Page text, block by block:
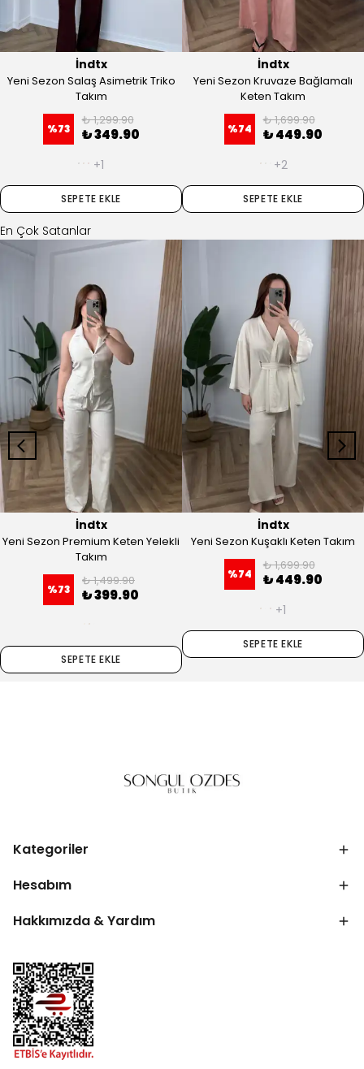
İndtx
Yeni Sezon Salaş Asimetrik Triko
Takım
%73
₺ 1,299.90
₺ 349.90
+1
SEPETE EKLE
İndtx
Yeni Sezon Kruvaze Bağlamalı
Keten Takım
%74
₺ 1,699.90
₺ 449.90
+2
SEPETE EKLE
En Çok Satanlar
İndtx
Yeni Sezon Premium Keten Yelekli
Takım
%73
₺ 1,499.90
₺ 399.90
SEPETE EKLE
İndtx
Yeni Sezon Kuşaklı Keten Takım
%74
₺ 1,699.90
₺ 449.90
+1
SEPETE EKLE
Kategoriler
Hesabım
Hakkımızda & Yardım